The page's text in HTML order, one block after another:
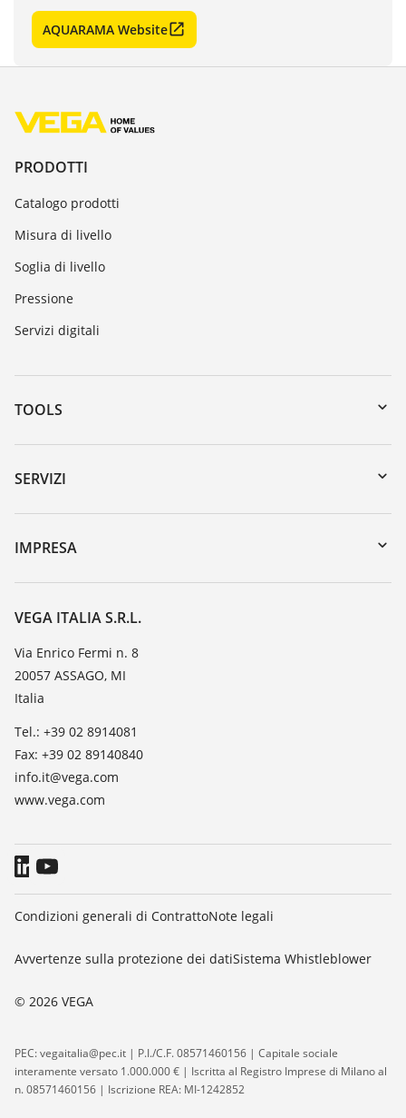
AQUARAMA Website
PRODOTTI
Catalogo prodotti
Misura di livello
Soglia di livello
Pressione
Servizi digitali
TOOLS
Downloads
Ricerca numero di serie
DTM Collection/PACTware
SERVIZI
Reso apparecchio
Seminari
Lista resistenza
TeamViewer
IMPRESA
VEGA, l'azienda
Contatto
Novità
Stampa
VEGA ITALIA S.R.L.
Via Enrico Fermi n. 8
20057 ASSAGO, MI
Italia
Tel.: +39 02 8914081
Fax: +39 02 89140840
info.it@vega.com
www.vega.com
© 2026 VEGA
Condizioni generali di ContrattoNote legali
Avvertenze sulla protezione dei datiSistema Whistleblower
PEC: vegaitalia@pec.it | P.I./C.F. 08571460156 | Capitale sociale
interamente versato 1.000.000 € | Iscritta al Registro Imprese di Milano al
n. 08571460156 | Iscrizione REA: MI-1242852